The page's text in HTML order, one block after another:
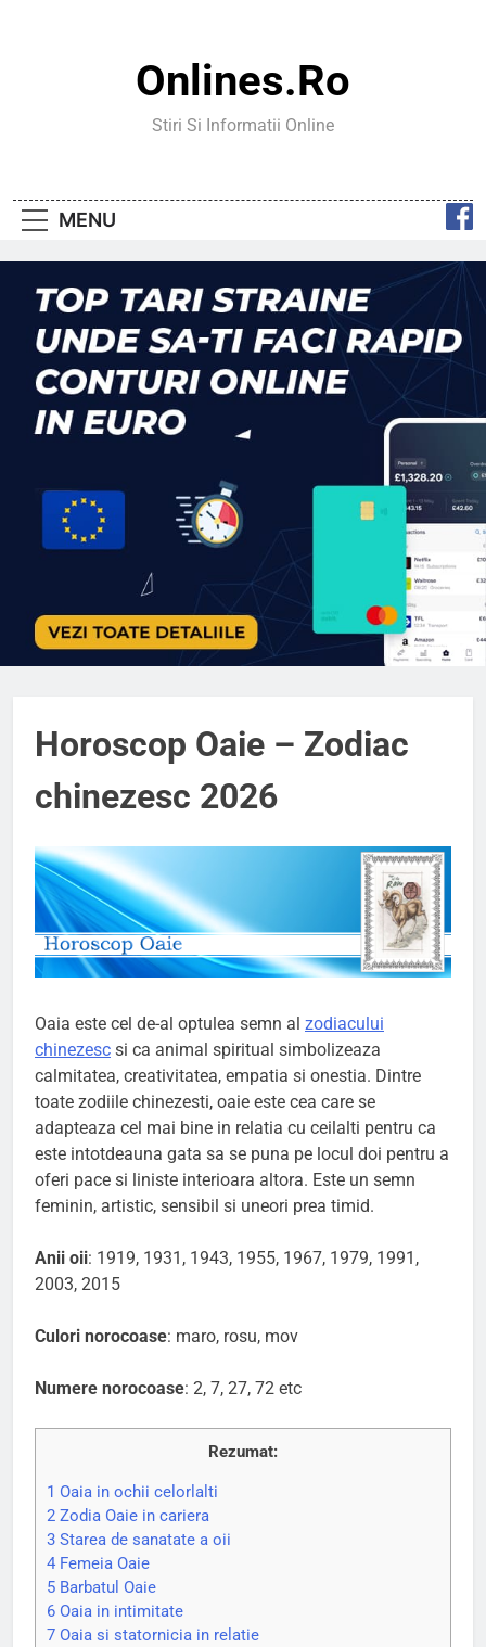
Onlines.ro
Stiri Si Informatii Online
MENU
Horoscop Oaie – Zodiac
chinezesc 2026
Oaia este cel de-al optulea semn al zodiacului
chinezesc si ca animal spiritual simbolizeaza
calmitatea, creativitatea, empatia si onestia. Dintre
toate zodiile chinezesti, oaie este cea care se
adapteaza cel mai bine in relatia cu ceilalti pentru ca
este intotdeauna gata sa se puna pe locul doi pentru a
oferi pace si liniste interioara altora. Este un semn
feminin, artistic, sensibil si uneori prea timid.
Anii oii: 1919, 1931, 1943, 1955, 1967, 1979, 1991,
2003, 2015
Culori norocoase: maro, rosu, mov
Numere norocoase: 2, 7, 27, 72 etc
Rezumat:
1 Oaia in ochii celorlalti
2 Zodia Oaie in cariera
3 Starea de sanatate a oii
4 Femeia Oaie
5 Barbatul Oaie
6 Oaia in intimitate
7 Oaia si statornicia in relatie